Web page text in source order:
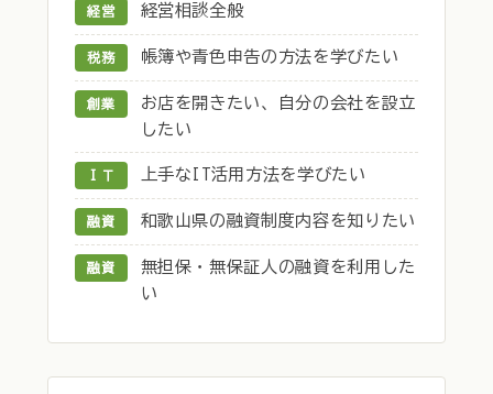
経営 経営相談全般
税務 帳簿や青色申告の方法を学びたい
創業
お店を開きたい、自分の会社を設立
したい
ＩＴ 上手なIT活用方法を学びたい
融資 和歌山県の融資制度内容を知りたい
融資
無担保・無保証人の融資を利用した
い